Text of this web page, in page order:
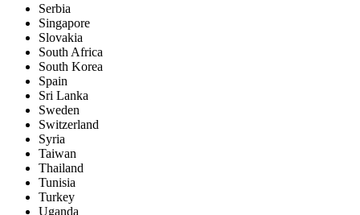
Serbia
Singapore
Slovakia
South Africa
South Korea
Spain
Sri Lanka
Sweden
Switzerland
Syria
Taiwan
Thailand
Tunisia
Turkey
Uganda